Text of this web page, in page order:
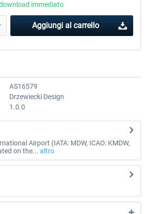
immediato
Aggiungi al carrello
AS16579
Drzewiecki Design
1.0.0
Airport (IATA: MDW, ICAO: KMDW,
on the... altro